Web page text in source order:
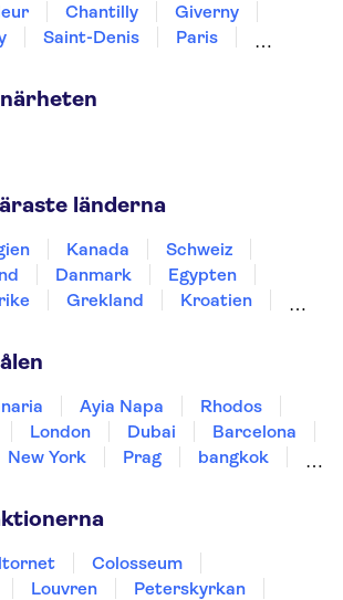
Chantilly
Giverny
Saint-Denis
Paris
länderna
Kanada
Schweiz
Danmark
Egypten
Grekland
Kroatien
Ayia Napa
Rhodos
London Dubai
Barcelona
New York Prag
bangkok
Colosseum
Louvren
Peterskyrkan